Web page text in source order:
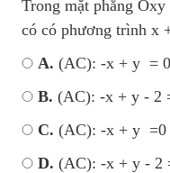
Trong mặt phẳng
có có phương trình x
A. (AC): -x + y =
B. (AC): -x + y - 2
C. (AC): -x + y =0
D. (AC): -x + y - 2